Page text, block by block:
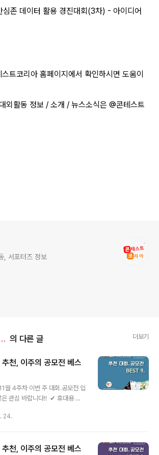
존 데이터 활용 경진대회(3차) - 아이디어
트코리아 홈페이지에서 확인하시면 도움이
외활동 정보 / 소개 / 뉴스소식은 @콘테스트
, 서포터즈 정보
/대회 • 공모전 의 다른 글 더보기
천, 이주의 공모전 베스
월 4주차 이번 주 대회.공모전 입
관심 바랍니다!! ​ ​✔ 휴대용 피
경륜·경정 온라인 건전문화 콘
기업원] 제2회 시장경제 스피치
24.
천, 이주의 공모전 베스